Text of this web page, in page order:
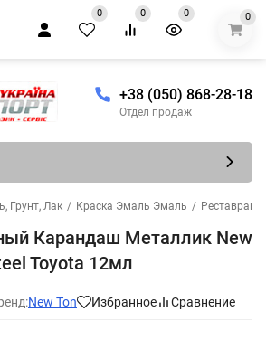
0 0 0 0
+38 (050) 868-28-18
Отдел продаж
Грунт, Лак / Краска Эмаль Эмаль /
Карандаш Металлик New
Toyota 12мл
New Ton Избранное Сравнение